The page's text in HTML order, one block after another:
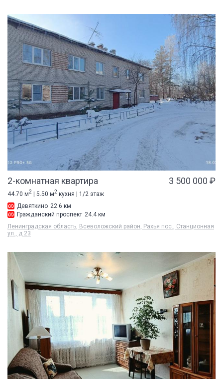
2-комнатная квартира 3 500 000 ₽
44.70 м2 | 5.50 м2 кухня | 1/2 этаж
Девяткино 22.6 км
Гражданский проспект 24.4 км
Ленинградская область, Всеволожский район, Рахья пос., Станционная
ул., д 23